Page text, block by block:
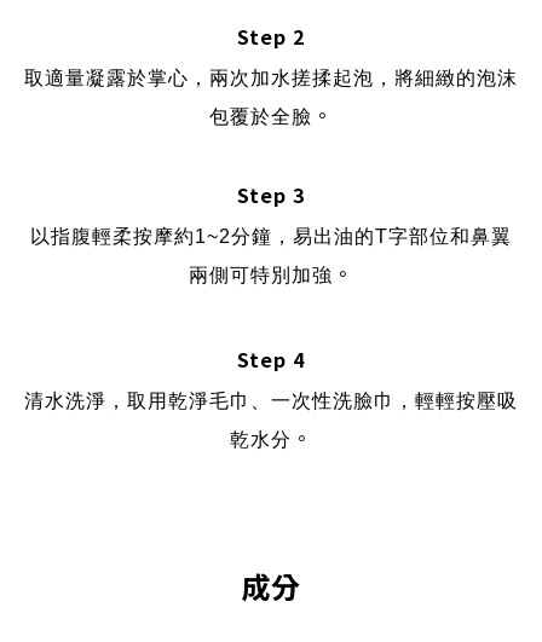
Step 2
取適量凝露於掌心，兩次加水搓揉起泡，將細緻的泡沫
包覆於全臉 。
Step 3
以指腹輕柔按摩約1~2分鐘，易出油的T字部位和鼻翼
兩側可特別加強 。
Step 4
清水洗淨，取用乾淨毛巾、一次性洗臉巾，輕輕按壓吸
乾水分 。
成分